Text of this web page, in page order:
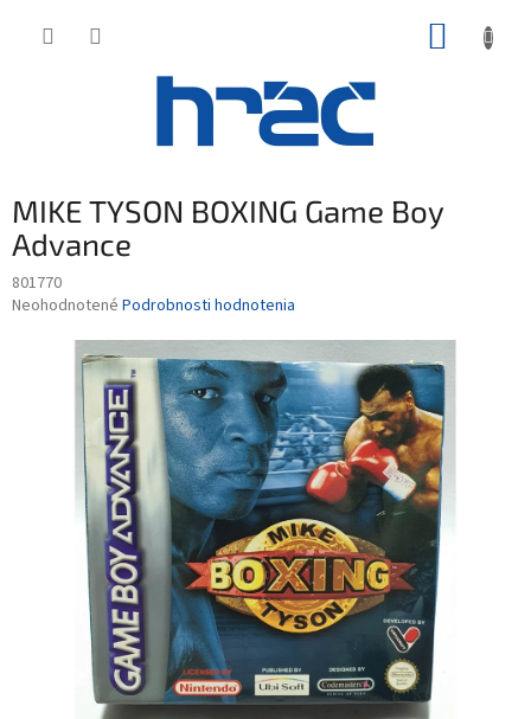
MIKE TYSON BOXING Game Boy
Advance
801770
Priemerné
hviezdičiek.
Neohodnotené Podrobnosti hodnotenia